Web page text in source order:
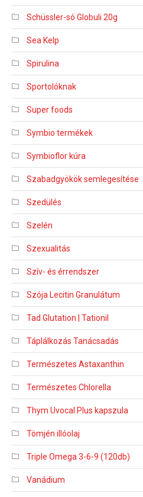
Schüssler-só Globuli 20g
Sea Kelp
Spirulina
Sportolóknak
Super foods
Symbio termékek
Symbioflor kúra
Szabadgyökök semlegesítése
Szedülés
Szelén
Szexualitás
Szív- és érrendszer
Szója Lecitin Granulátum
Tad Glutation | Tationil
Táplálkozás Tanácsadás
Természetes Astaxanthin
Természetes Chlorella
Thym Uvocal Plus kapszula
Tömjén illóolaj
Triple Omega 3-6-9 (120db)
Vanádium